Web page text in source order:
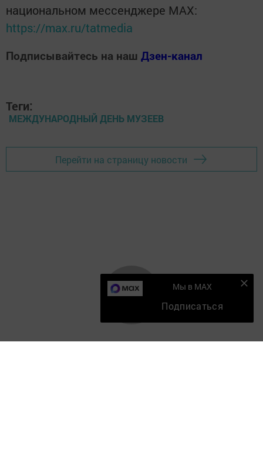
национальном мессенджере MАХ:
https://max.ru/tatmedia
Подписывайтесь на наш Дзен-канал
Теги:
МЕЖДУНАРОДНЫЙ ДЕНЬ МУЗЕЕВ
Перейти на страницу новости
Мы в MAX
Подписаться